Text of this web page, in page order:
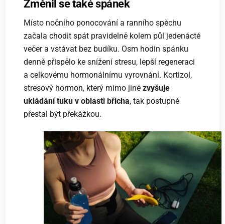
Změnil se také spánek
Místo nočního ponocování a ranního spěchu
začala chodit spát pravidelně kolem půl jedenácté
večer a vstávat bez budíku. Osm hodin spánku
denně přispělo ke snížení stresu, lepší regeneraci
a celkovému hormonálnímu vyrovnání. Kortizol,
stresový hormon, který mimo jinézvyšuje
ukládání tuku v oblasti břicha, tak postupně
přestal být překážkou.